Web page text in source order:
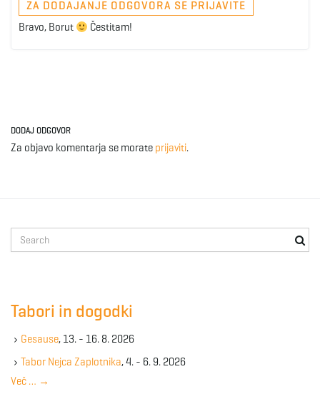
ZA DODAJANJE ODGOVORA SE PRIJAVITE
Bravo, Borut Čestitam!
DODAJ ODGOVOR
Za objavo komentarja se morate prijaviti.
e
e
y
w
Tabori in dogodki
Gesause, 13. - 16. 8. 2026
Tabor Nejca Zaplotnika, 4. - 6. 9. 2026
Več … →